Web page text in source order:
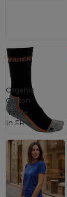
Organic
Cotton
Made
in FR